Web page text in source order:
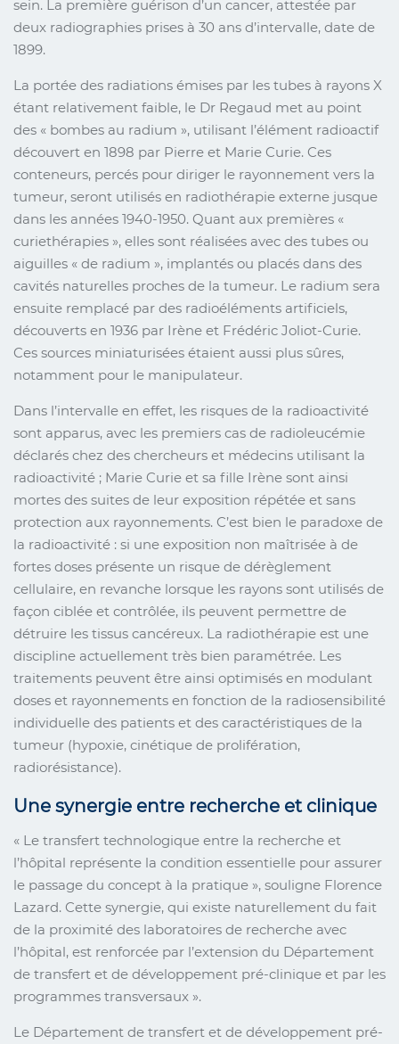
sein. La première guérison d’un cancer, attestée par
deux radiographies prises à 30 ans d’intervalle, date de
1899.
La portée des radiations émises par les tubes à rayons X
étant relativement faible, le Dr Regaud met au point
des « bombes au radium », utilisant l’élément radioactif
découvert en 1898 par Pierre et Marie Curie. Ces
conteneurs, percés pour diriger le rayonnement vers la
tumeur, seront utilisés en radiothérapie externe jusque
dans les années 1940-1950. Quant aux premières «
curiethérapies », elles sont réalisées avec des tubes ou
aiguilles « de radium », implantés ou placés dans des
cavités naturelles proches de la tumeur. Le radium sera
ensuite remplacé par des radioéléments artificiels,
découverts en 1936 par Irène et Frédéric Joliot-Curie.
Ces sources miniaturisées étaient aussi plus sûres,
notamment pour le manipulateur.
Dans l’intervalle en effet, les risques de la radioactivité
sont apparus, avec les premiers cas de radioleucémie
déclarés chez des chercheurs et médecins utilisant la
radioactivité ; Marie Curie et sa fille Irène sont ainsi
mortes des suites de leur exposition répétée et sans
protection aux rayonnements. C’est bien le paradoxe de
la radioactivité : si une exposition non maîtrisée à de
fortes doses présente un risque de dérèglement
cellulaire, en revanche lorsque les rayons sont utilisés de
façon ciblée et contrôlée, ils peuvent permettre de
détruire les tissus cancéreux. La radiothérapie est une
discipline actuellement très bien paramétrée. Les
traitements peuvent être ainsi optimisés en modulant
doses et rayonnements en fonction de la radiosensibilité
individuelle des patients et des caractéristiques de la
tumeur (hypoxie, cinétique de prolifération,
radiorésistance).
Une synergie entre recherche et clinique
« Le transfert technologique entre la recherche et
l’hôpital représente la condition essentielle pour assurer
le passage du concept à la pratique », souligne Florence
Lazard. Cette synergie, qui existe naturellement du fait
de la proximité des laboratoires de recherche avec
l’hôpital, est renforcée par l’extension du Département
de transfert et de développement pré-clinique et par les
programmes transversaux ».
Le Département de transfert et de développement pré-